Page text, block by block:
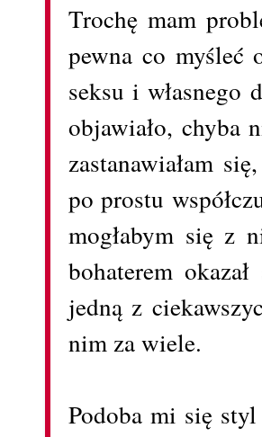
Trochę mam
pewna co myśleć
seksu i
objawiało, chyba
zastanawiałam
po prostu
mogłabym się z
bohaterem
jedną z
nim za wiele.
Podoba mi się